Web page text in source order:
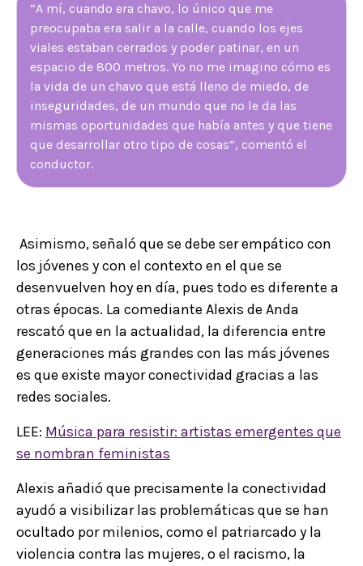
“A mí, cuando era chavo, lo único que me
preocupaba era salir a la calle, cuando los ejes
viales estaban cerrados y poder patinar, en un
espacio de 800 metros. Yo no me imagino cómo es
la vida de un chavo que está lleno de miedo, de
inseguridades, de un mundo que no le da las
mismas oportunidades que había antes y que tiene
que desarrollar otro tipo de cosas”, comentó el
conductor.
Asimismo, señaló que se debe ser empático con
los jóvenes y con el contexto en el que se
desenvuelven hoy en día, pues todo es diferente a
otras épocas. La comediante Alexis de Anda
rescató que en la actualidad, la diferencia entre
generaciones más grandes con las más jóvenes
es que existe mayor conectividad gracias a las
redes sociales.
LEE: Música para resistir: artistas emergentes que
se nombran feministas
Alexis añadió que precisamente la conectividad
ayudó a visibilizar las problemáticas que se han
ocultado por milenios, como el patriarcado y la
violencia contra las mujeres, o el racismo, la